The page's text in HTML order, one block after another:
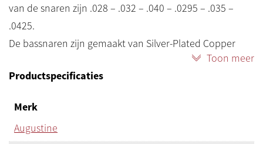
van de snaren zijn .028 – .032 – .040 – .0295 – .035 –
.0425.
De bassnaren zijn gemaakt van Silver-Plated Copper
(zilver koper) en de ”hoge” snaren van Clear Nylon.
Verhoog Muziek heeft deze Augustine Classic Red snaren
Toon meer
Productspecificaties
Merk
Augustine